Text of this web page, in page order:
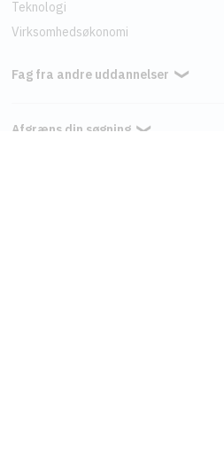
Teknologi
Virksomhedsøkonomi
Fag fra andre uddannelser ❯
Afgræns din søgning ❯